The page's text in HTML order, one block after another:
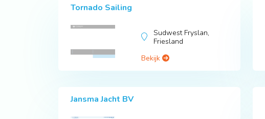
Tornado Sailing
Sudwest Fryslan,
Friesland
Bekijk
Jansma Jacht BV